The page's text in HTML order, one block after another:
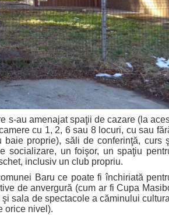
au amenajat spaţii de cazare (la
cu 1, 2, 6 sau 8 locuri, cu sau
proprie), săli de conferinţă, curs
socializare, un foişor, un spaţiu
inclusiv un club propriu.
Baru ce poate fi închiriată
de anvergură (cum ar fi Cupa
sala de spectacole a căminului cultural
orice nivel).